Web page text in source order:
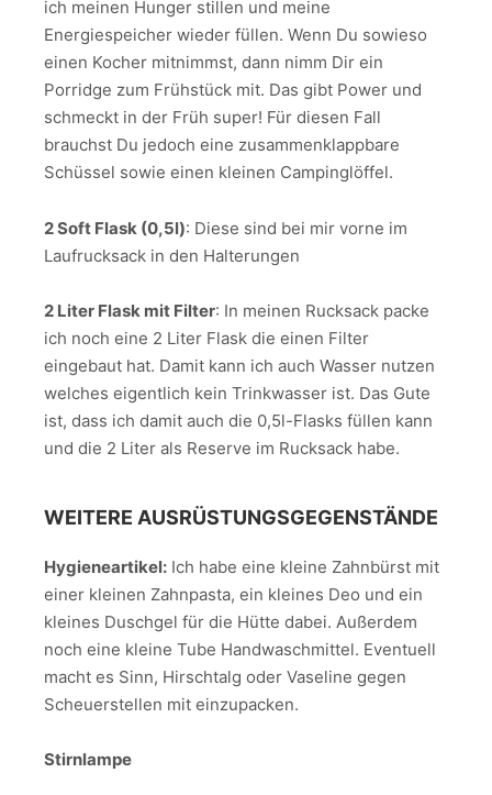
ich meinen Hunger stillen und meine
Energiespeicher wieder füllen. Wenn Du sowieso
einen Kocher mitnimmst, dann nimm Dir ein
Porridge zum Frühstück mit. Das gibt Power und
schmeckt in der Früh super! Für diesen Fall
brauchst Du jedoch eine zusammenklappbare
Schüssel sowie einen kleinen Campinglöffel.
2 Soft Flask (0,5l): Diese sind bei mir vorne im
Laufrucksack in den Halterungen
2 Liter Flask mit Filter: In meinen Rucksack packe
ich noch eine 2 Liter Flask die einen Filter
eingebaut hat. Damit kann ich auch Wasser nutzen
welches eigentlich kein Trinkwasser ist. Das Gute
ist, dass ich damit auch die 0,5l-Flasks füllen kann
und die 2 Liter als Reserve im Rucksack habe.
WEITERE AUSRÜSTUNGSGEGENSTÄNDE
Hygieneartikel: Ich habe eine kleine Zahnbürst mit
einer kleinen Zahnpasta, ein kleines Deo und ein
kleines Duschgel für die Hütte dabei. Außerdem
noch eine kleine Tube Handwaschmittel. Eventuell
macht es Sinn, Hirschtalg oder Vaseline gegen
Scheuerstellen mit einzupacken.
Stirnlampe